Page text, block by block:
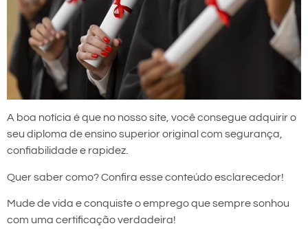
A boa notícia é que no nosso site, você consegue adquirir o
seu diploma de ensino superior original com segurança,
confiabilidade e rapidez.
Quer saber como? Confira esse conteúdo esclarecedor!
Mude de vida e conquiste o emprego que sempre sonhou
com uma certificação verdadeira!